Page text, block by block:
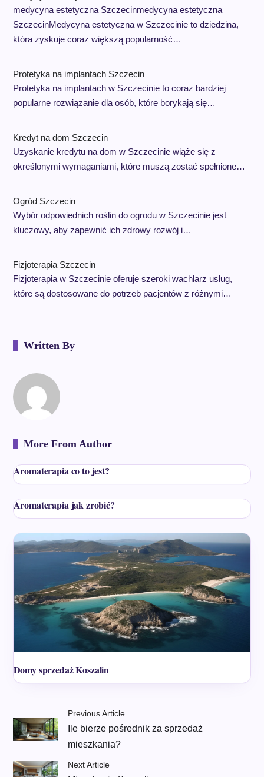
medycyna estetyczna Szczecinmedycyna estetyczna
SzczecinMedycyna estetyczna w Szczecinie to dziedzina,
która zyskuje coraz większą popularność…
Protetyka na implantach Szczecin
Protetyka na implantach w Szczecinie to coraz bardziej
popularne rozwiązanie dla osób, które borykają się…
Kredyt na dom Szczecin
Uzyskanie kredytu na dom w Szczecinie wiąże się z
określonymi wymaganiami, które muszą zostać spełnione…
Ogród Szczecin
Wybór odpowiednich roślin do ogrodu w Szczecinie jest
kluczowy, aby zapewnić ich zdrowy rozwój i…
Fizjoterapia Szczecin
Fizjoterapia w Szczecinie oferuje szeroki wachlarz usług,
które są dostosowane do potrzeb pacjentów z różnymi…
Written By
More From Author
Aromaterapia co to jest?
Aromaterapia jak zrobić?
Domy sprzedaż Koszalin
Previous Article
Ile bierze pośrednik za sprzedaż
mieszkania?
Next Article